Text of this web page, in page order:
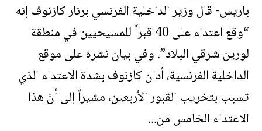
باريس- قال وزير الداخلية الفرنسي برنار كازنوف إنه
“وقع اعتداء على 40 قبراً للمسيحيين في منطقة
لورين شرقي البلاد”. وفي بيان نشره على موقع
الداخلية الفرنسية، أدان كازنوف بشدة الاعتداء الذي
تسبب بتخريب القبور الأربعين، مشيراً إلى أنّ هذا
الاعتداء الخامس من...